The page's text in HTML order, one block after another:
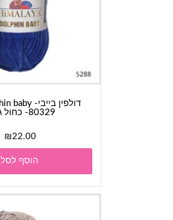
80329- כחול ג'ינס
₪22.00
הוסף לסל